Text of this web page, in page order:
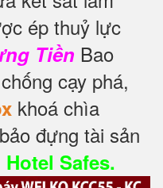
ép thuỷ lực
Tiền Bao
cạy phá,
khoá chìa
đựng tài sản
Hotel Safes.